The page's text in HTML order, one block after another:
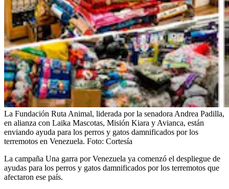
La Fundación Ruta Animal, liderada por la senadora Andrea Padilla,
en alianza con Laika Mascotas, Misión Kiara y Avianca, están
enviando ayuda para los perros y gatos damnificados por los
terremotos en Venezuela. Foto: Cortesía
La campaña Una garra por Venezuela ya comenzó el despliegue de
ayudas para los perros y gatos damnificados por los terremotos que
afectaron ese país.